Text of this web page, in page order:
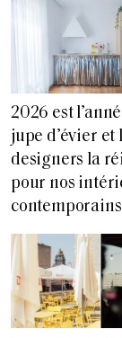
2026 est
jupe d’évier et
designers la
pour nos
contemporains